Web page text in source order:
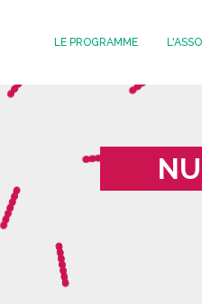
LOVE
LE PROGRAMME